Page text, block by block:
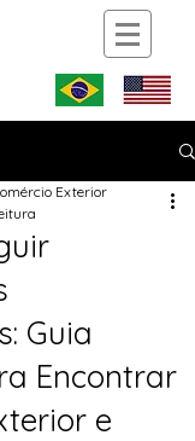
Guia
Encontrar
e
Exterior